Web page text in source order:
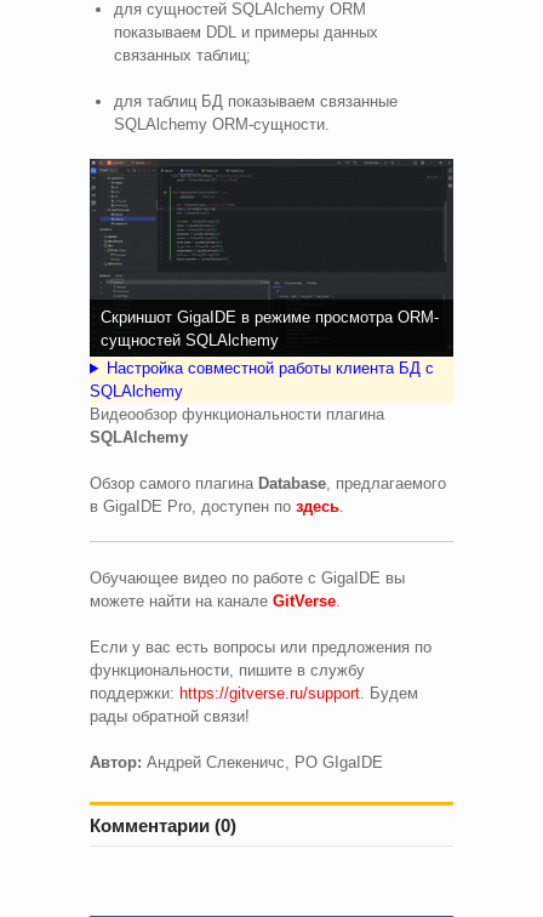
для сущностей SQLAlchemy ORM
показываем DDL и примеры данных
связанных таблиц;
для таблиц БД показываем связанные
SQLAlchemy ORM-сущности.
Скриншот GigaIDE в режиме просмотра ORM-
сущностей SQLAlchemy
Настройка совместной работы клиента БД с
SQLAlchemy
Видеообзор функциональности плагина
SQLAlchemy
Обзор самого плагина Database, предлагаемого
в GigaIDE Pro, доступен по здесь.
Обучающее видео по работе с GigaIDE вы
можете найти на канале GitVerse
Если у вас есть вопросы или предложения по
функциональности, пишите в службу
поддержки: https://gitverse.ru/support . Будем
рады обратной связи!
Автор: Андрей Слекеничс, PO GIgaIDE
Комментарии (0)